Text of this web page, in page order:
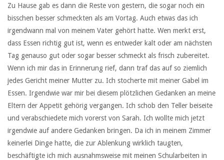
Zu Hause gab es dann die Reste von gestern, die sogar noch ein
bisschen besser schmeckten als am Vortag. Auch etwas das ich
irgendwann mal von meinem Vater gehört hatte. Wen merkt erst,
dass Essen richtig gut ist, wenn es entweder kalt oder am nächsten
Tag genauso gut oder sogar besser schmeckt als frisch zubereitet.
Wenn ich mir das in Erinnerung rief, dann traf das auf so ziemlich
jedes Gericht meiner Mutter zu. Ich stocherte mit meiner Gabel im
Essen. Irgendwie war mir bei diesem plötzlichen Gedanken an meine
Eltern der Appetit gehörig vergangen. Ich schob den Teller beiseite
und verabschiedete mich vorerst von Sarah. Ich wollte mich jetzt
irgendwie auf andere Gedanken bringen. Da ich in meinem Zimmer
keinerlei Dinge hatte, die zur Ablenkung wirklich taugten,
beschäftigte ich mich ausnahmsweise mit meinen Schularbeiten in